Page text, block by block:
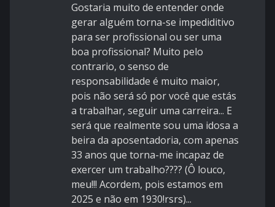
Gostaria muito de entender onde
gerar alguém torna-se impediditivo
para ser profissional ou ser uma
boa profissional? Muito pelo
contrario, o senso de
responsabilidade é muito maior,
pois não será só por você que estás
a trabalhar, seguir uma carreira... E
será que realmente sou uma idosa a
beira da aposentadoria, com apenas
33 anos que torna-me incapaz de
exercer um trabalho???? (Ô louco,
meu!!! Acordem, pois estamos em
2025 e não em 1930!rsrs)...